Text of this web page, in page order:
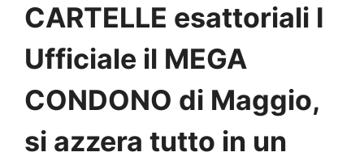
CARTELLE esattoriali I
Ufficiale il MEGA
CONDONO di Maggio,
si azzera tutto in un